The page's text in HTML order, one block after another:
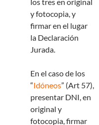
y fotocopia, y
firmar en el lugar
la Declaración
Jurada.
En el caso de los
“Idóneos” (Art 57),
presentar DNI, en
original y
fotocopia, firmar